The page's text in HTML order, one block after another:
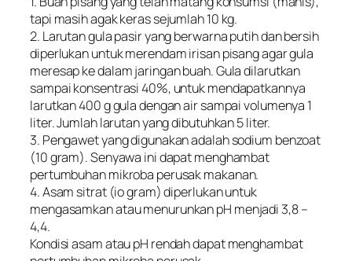
tapi masih agak keras sejumlah 10 kg.
2. Larutan gula pasir yang berwarna putih dan bersih
diperlukan untuk merendam irisan pisang agar gula
meresap ke dalam jaringan buah. Gula dilarutkan
sampai konsentrasi 40%, untuk mendapatkannya
larutkan 400 g gula dengan air sampai volumenya 1
liter. Jumlah larutan yang dibutuhkan 5 liter.
3. Pengawet yang digunakan adalah sodium benzoat
(10 gram). Senyawa ini dapat menghambat
pertumbuhan mikroba perusak makanan.
4. Asam sitrat (io gram) diperlukan untuk
mengasamkan atau menurunkan pH menjadi 3,8 –
4,4.
Kondisi asam atau pH rendah dapat menghambat